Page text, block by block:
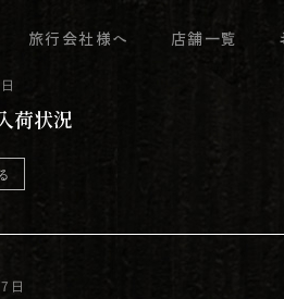
旅行会社様へ 店舗一覧
UDON
MORE
荷状況
日